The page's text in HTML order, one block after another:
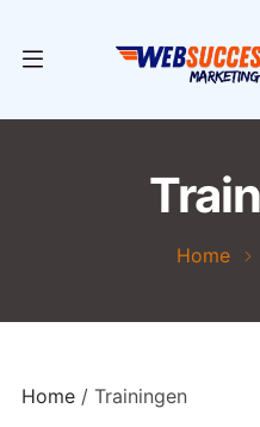
Home
Home / Trainingen